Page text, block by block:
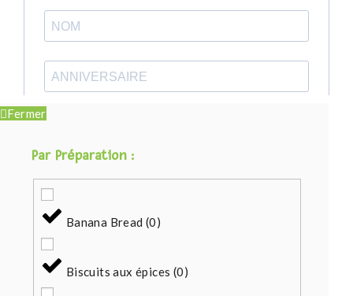
Fermer
Par Préparation :
Banana Bread (0)
Biscuits aux épices (0)